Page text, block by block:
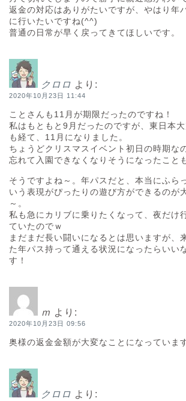
返金の対応はありがたいですが、やはり年
に行いたいですね(^^)
普通の日常が早く戻ってきてほしいです。
クロロ より:
2020年10月23日 11:44
ことさんも11月が期限だったのですね！
私はもともと9月だったのですが、東日本
も経て、11月になりました。
ちょうどクリスマスイベント初日の時期な
忘れて入園できなくなりそうになったこと
そうですよね～。年パスだと、本当にふら
いう表現がぴったりの遊び方ができるのが
～。
私も急にカリブに乗りたくなって、夜だけ
ていたのでｗ
まだまだ長い闘いになるとは思いますが、
た年パス持って通える状況になったらいい
す！
ｍ より:
2020年10月23日 09:56
奥様の返金金額が大変なことになっていま
クロロ より: